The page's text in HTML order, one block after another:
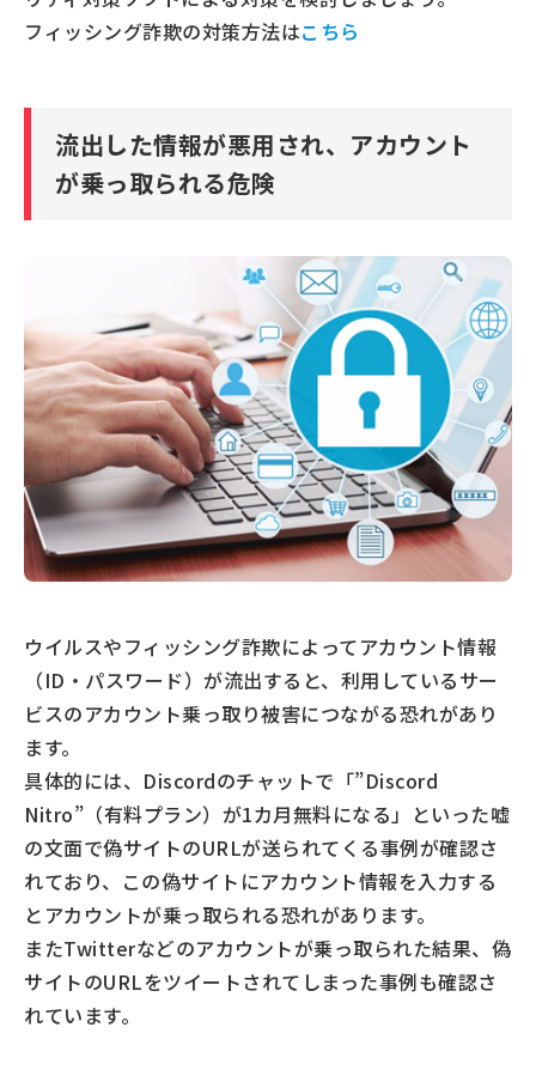
フィッシング詐欺の対策方法はこちら
流出した情報が悪用され、アカウント
が乗っ取られる危険
ウイルスやフィッシング詐欺によってアカウント情報
（ID・パスワード）が流出すると、利用しているサー
ビスのアカウント乗っ取り被害につながる恐れがあり
ます。
具体的には、Discordのチャットで「”Discord
Nitro”（有料プラン）が1カ月無料になる」といった嘘
の文面で偽サイトのURLが送られてくる事例が確認さ
れており、この偽サイトにアカウント情報を入力する
とアカウントが乗っ取られる恐れがあります。
またTwitterなどのアカウントが乗っ取られた結果、偽
サイトのURLをツイートされてしまった事例も確認さ
れています。